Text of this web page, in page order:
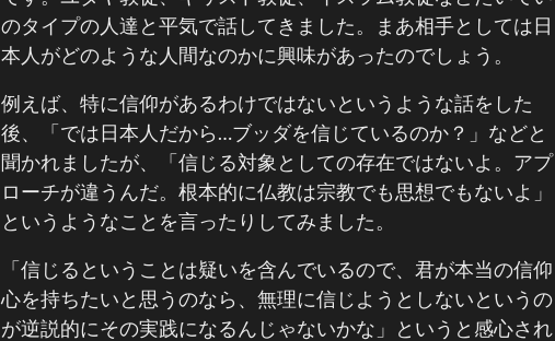
のタイプの人達と平気で話してきました。まあ相手としては日
本人がどのような人間なのかに興味があったのでしょう。
例えば、特に信仰があるわけではないというような話をした
後、「では日本人だから…ブッダを信じているのか？」などと
聞かれましたが、「信じる対象としての存在ではないよ。アプ
ローチが違うんだ。根本的に仏教は宗教でも思想でもないよ」
というようなことを言ったりしてみました。
「信じるということは疑いを含んでいるので、君が本当の信仰
心を持ちたいと思うのなら、無理に信じようとしないというの
が逆説的にその実践になるんじゃないかな」というと感心され